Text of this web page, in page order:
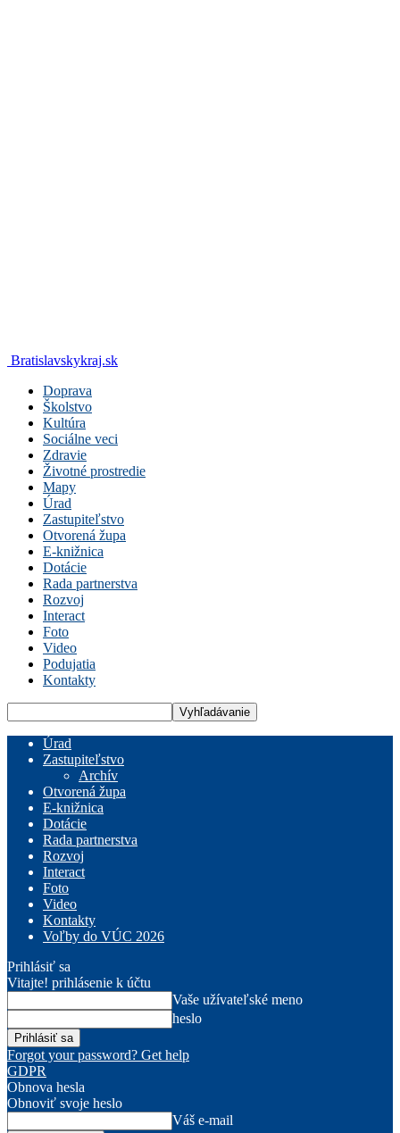
Bratislavskykraj.sk
Doprava
Školstvo
Kultúra
Sociálne veci
Zdravie
Životné prostredie
Mapy
Úrad
Zastupiteľstvo
Otvorená župa
E-knižnica
Dotácie
Rada partnerstva
Rozvoj
Interact
Foto
Video
Podujatia
Kontakty
Úrad
Zastupiteľstvo
Archív
Otvorená župa
E-knižnica
Dotácie
Rada partnerstva
Rozvoj
Interact
Foto
Video
Kontakty
Voľby do VÚC 2026
Prihlásiť sa
Vitajte! prihlásenie k účtu
Vaše užívateľské meno
heslo
Forgot your password? Get help
GDPR
Obnova hesla
Obnoviť svoje heslo
Váš e-mail